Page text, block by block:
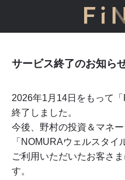
サービス終了のお知ら
2026年1月14日をもって
終了しました。
今後、野村の投資＆マネ
「NOMURAウェルスタイ
ご利用いただいたお客さ
す。